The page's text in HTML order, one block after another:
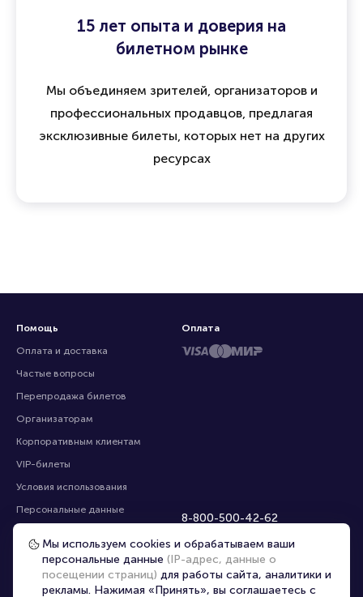
15 лет опыта и доверия на
билетном рынке
Мы объединяем зрителей, организаторов и
профессиональных продавцов, предлагая
эксклюзивные билеты, которых нет на других
ресурсах
Помощь
Оплата и доставка
Частые вопросы
Перепродажа билетов
Организаторам
Корпоративным клиентам
VIP-билеты
Условия использования
Персональные данные
Контакты
Карта сайта
8-800-500-42-62
info@portalbilet.ru
С 10:00 до 21:00,
звонок бесплатный
Оплата
Мы используем cookies и обрабатываем ваши
персональные данные (IP-адрес, данные о
посещении страниц) для работы сайта, аналитики и
рекламы. Нажимая «Принять», вы соглашаетесь с